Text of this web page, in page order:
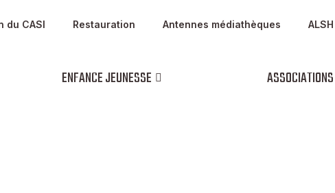
du CASI Restauration Antennes médiathèques ALSH
ENFANCE JEUNESSE ASSOCIATIONS